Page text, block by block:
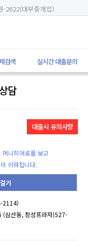
-2622(대부중개업)
검색 실시간 대출문의
담
대출시 유의사항
머니히어로를 보고
쉬워집니다.
기
2114)
(삼산동, 창성프라자)527-